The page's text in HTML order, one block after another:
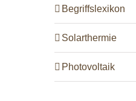
Begriffslexikon
Solarthermie
Photovoltaik